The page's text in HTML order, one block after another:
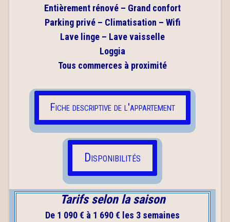
Entièrement rénové – Grand confort
Parking privé – Climatisation – Wifi
Lave linge – Lave vaisselle
Loggia
Tous commerces à proximité
Fiche descriptive de l'appartement
Disponibilités
Tarifs selon la saison
De 1 090 € à 1 690 € les 3 semaines